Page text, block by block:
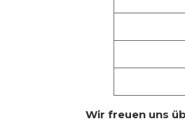
Wir freuen uns